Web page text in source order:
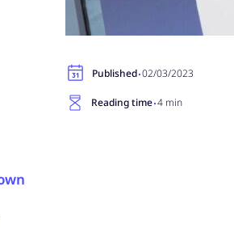
Published·02/03/2023
Reading time·4 min